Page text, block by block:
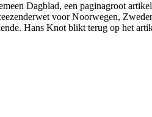
Dagblad, een paginagroot
voor Noorwegen,
Hans Knot blikt terug op het